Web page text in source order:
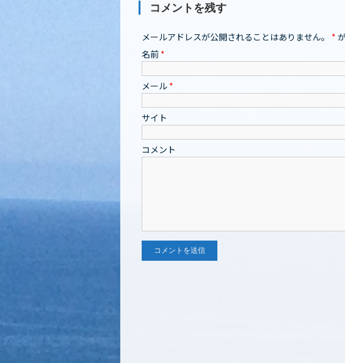
コメントを残す
メールアドレスが公開されることはありません。 *
名前 *
メール *
サイト
コメント